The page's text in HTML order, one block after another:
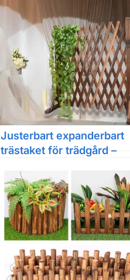
Justerbart expanderbart
trästaket för trädgård –